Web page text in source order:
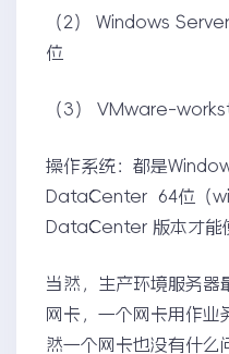
（2） Windows
位
（3） VMware-
操作系统：都是
DataCenter 64位（
DataCenter 版本才能
当然，生产环境服务器
网卡，一个网卡用作业
然一个网卡也没有什么